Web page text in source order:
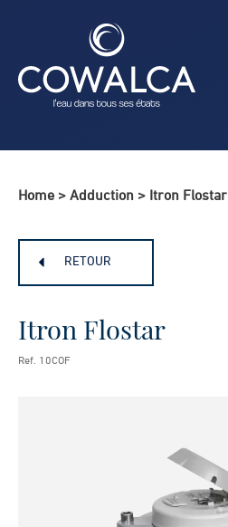
Home > Adduction > Itron Flostar
RETOUR
Itron Flostar
Ref. 10COF